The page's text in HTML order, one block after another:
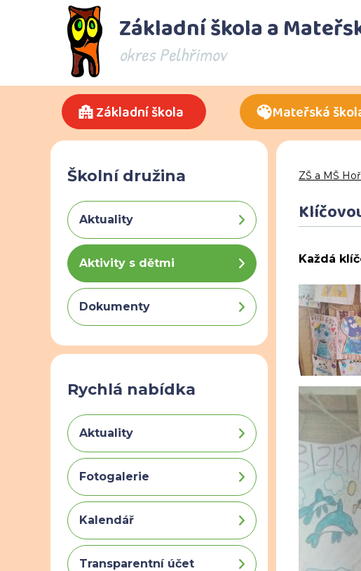
Základní škola a
okres Pelhřimov
Základní škola
Mateřská
ZŠ a MŠ
Každá
Školní družina
Aktuality
Aktivity s dětmi
Dokumenty
Rychlá nabídka
Aktuality
Fotogalerie
Kalendář
Transparentní účet